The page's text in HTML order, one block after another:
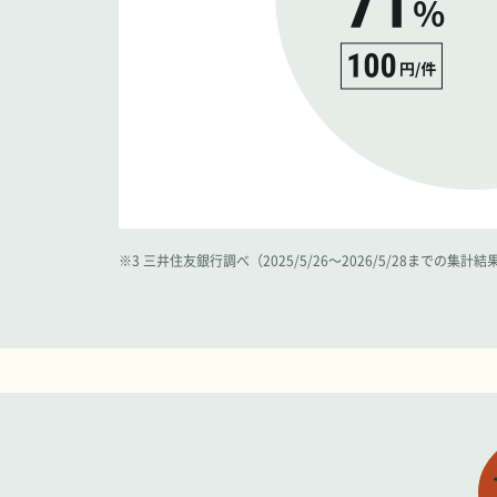
※3 三井住友銀行調べ（2025/5/26～2026/5/28までの集計結